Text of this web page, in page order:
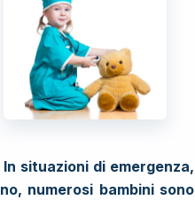
situazioni di emergenza,
numerosi bambini sono